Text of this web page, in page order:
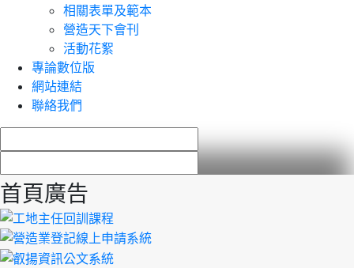
相關表單及範本
營造天下會刊
活動花絮
專論數位版
網站連結
聯絡我們
首頁廣告